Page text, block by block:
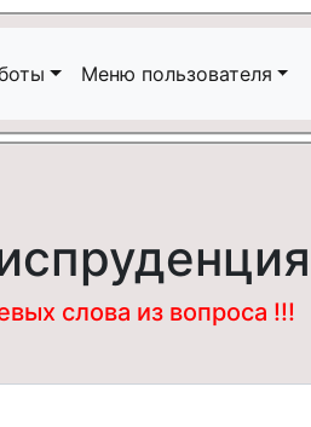
Меню пользователя
слова из вопроса !!!